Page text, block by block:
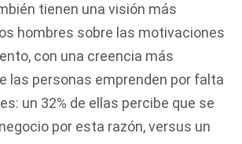
tienen una visión más
hombres sobre las motivaciones
con una creencia más
las personas emprenden por falta
un 32% de ellas percibe que se
por esta razón, versus un